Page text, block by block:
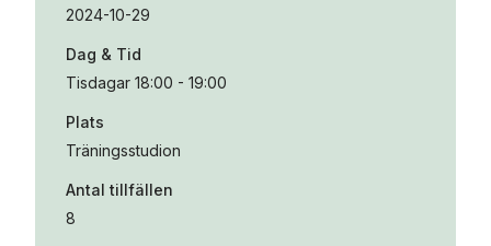
2024-10-29
Dag & Tid
Tisdagar 18:00 - 19:00
Plats
Träningsstudion
Antal tillfällen
8